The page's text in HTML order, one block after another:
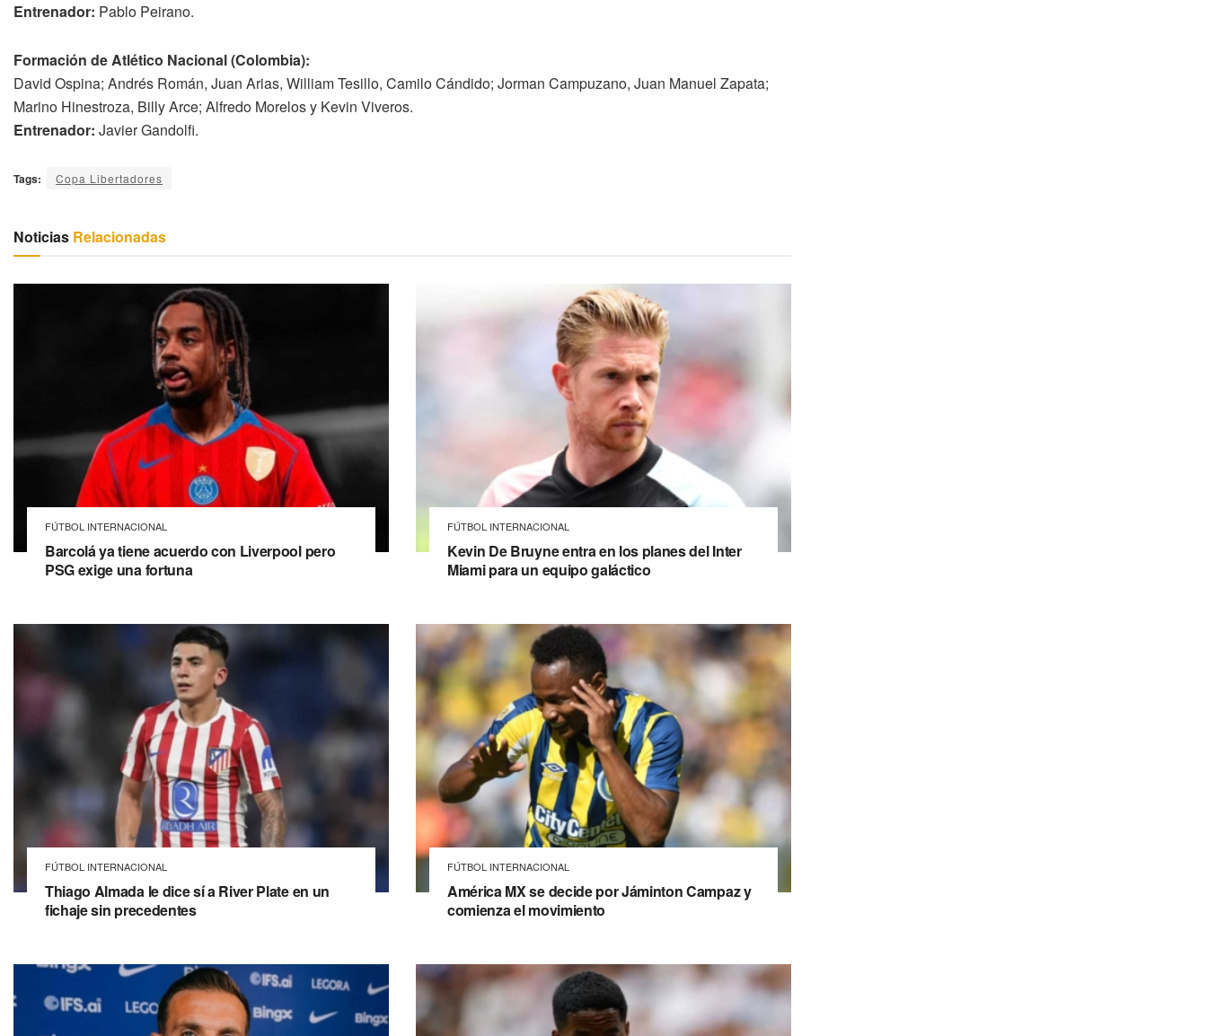
Entrenador: Pablo Peirano.
Formación de Atlético Nacional (Colombia):
David Ospina; Andrés Román, Juan Arias, William Tesillo, Camilo Cándido; Jorman Campuzano, Juan Manuel Zapata;
Marino Hinestroza, Billy Arce; Alfredo Morelos y Kevin Viveros.
Entrenador: Javier Gandolfi.
Tags: Copa Libertadores
Noticias Relacionadas
FÚTBOL INTERNACIONAL
Barcolá ya tiene acuerdo con Liverpool pero
PSG exige una fortuna
FÚTBOL INTERNACIONAL
Kevin De Bruyne entra en los planes del Inter
Miami para un equipo galáctico
FÚTBOL INTERNACIONAL
Thiago Almada le dice sí a River Plate en un
fichaje sin precedentes
FÚTBOL INTERNACIONAL
América MX se decide por Jáminton Campaz y
comienza el movimiento